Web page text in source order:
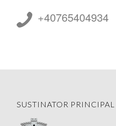
+40765404934
SUSTINATOR PRINCIPAL